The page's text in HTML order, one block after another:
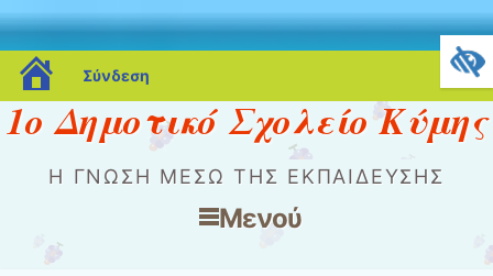
blogs.sch.gr
Σύνδεση
1ο Δημοτικό Σχολείο Κύμης
Η ΓΝΏΣΗ ΜΈΣΩ ΤΗΣ ΕΚΠΑΊΔΕΥΣΗΣ
Μενού
Μετάβαση στο περιεχόμενο